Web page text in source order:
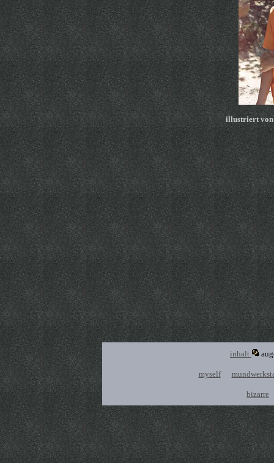
illustriert
inhalt
myself
bizarre